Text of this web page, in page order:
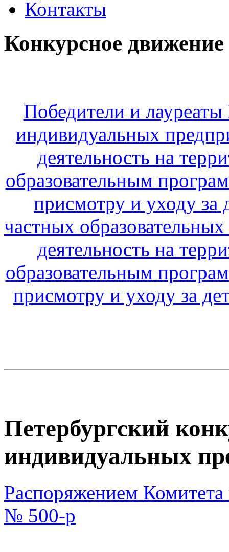
Контакты
Конкурсное движение
Победители и лауреаты
индивидуальных
деятельность на
образовательным
присмотру и уходу за
частных
деятельность на
образовательным
присмотру и уходу за
Петербургский
индивидуальных
Распоряжением
№ 500-р